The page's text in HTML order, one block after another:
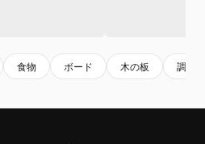
食物 ボード 木の板 調理